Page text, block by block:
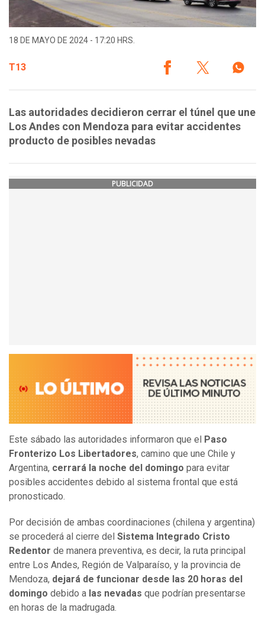
18 DE MAYO DE 2024 - 17:20 HRS.
T13
Las autoridades decidieron cerrar el túnel que une
Los Andes con Mendoza para evitar accidentes
producto de posibles nevadas
PUBLICIDAD
Este sábado las autoridades informaron que el
Paso
Fronterizo Los Libertadores, camino que une Chile y
Argentina, cerrará la noche del domingo para evitar
posibles accidentes debido al sistema frontal que está
pronosticado.
Por decisión de ambas coordinaciones (chilena y argentina)
se procederá al cierre del Sistema Integrado Cristo
Redentor de manera preventiva, es decir, la ruta principal
entre Los Andes, Región de Valparaíso, y la provincia de
Mendoza, dejará de funcionar desde las 20 horas del
domingo debido a las nevadas que podrían presentarse
en horas de la madrugada.